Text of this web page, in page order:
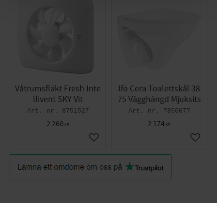
Våtrumsfläkt Fresh Inte
llivent SKY Vit
8751527
2 260 KR
Lägg till i favoriter
Ifö Cera Toalettskål 38
75 Vägghängd Mjuksits
7856077
2 174 KR
Lägg